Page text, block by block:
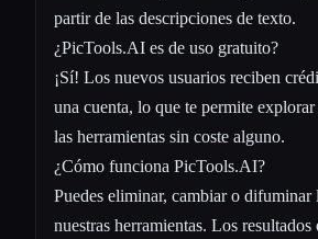
partir de las descripciones de texto.
¿PicTools.AI es de uso gratuito?
¡Sí! Los nuevos usuarios reciben
una cuenta, lo que te permite
las herramientas sin coste alguno.
¿Cómo funciona PicTools.AI?
Puedes eliminar, cambiar o difuminar
nuestras herramientas. Los resultados